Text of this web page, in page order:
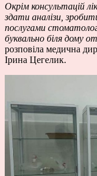
Окрім консультацій
здати аналізи,
послугами
буквально біля дому
розповіла медична
Ірина Цегелик.